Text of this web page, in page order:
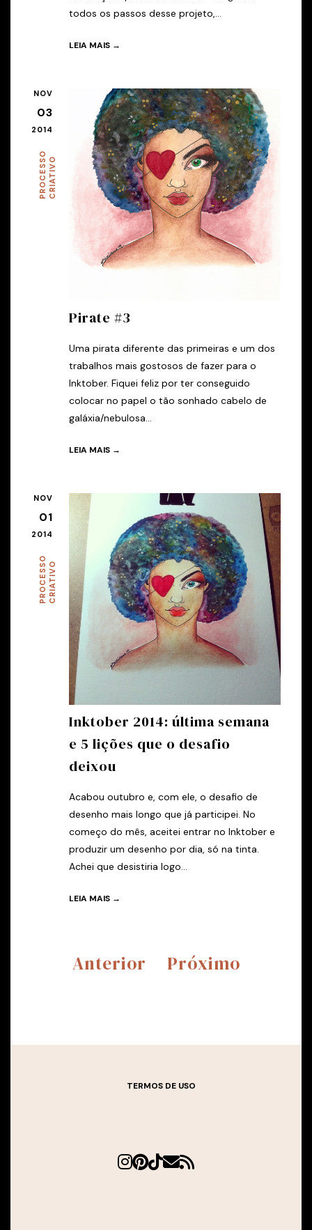
todos os passos desse projeto,...
LEIA MAIS →
NOV
03
2014
P
R
O
C
E
SS
O
C
R
I
A
T
I
VO
Pirate #3
Uma pirata diferente das primeiras e um dos
trabalhos mais gostosos de fazer para o
Inktober. Fiquei feliz por ter conseguido
colocar no papel o tão sonhado cabelo de
galáxia/nebulosa...
LEIA MAIS →
NOV
01
2014
P
R
O
C
E
SS
O
C
R
I
A
T
I
VO
Inktober 2014: última semana
e 5 lições que o desafio
deixou
Acabou outubro e, com ele, o desafio de
desenho mais longo que já participei. No
começo do mês, aceitei entrar no Inktober e
produzir um desenho por dia, só na tinta.
Achei que desistiria logo...
LEIA MAIS →
Anterior Próximo
TERMOS DE USO